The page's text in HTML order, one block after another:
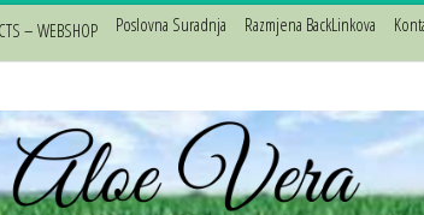
– WEBSHOP Poslovna Suradnja Razmjena BackLinkova